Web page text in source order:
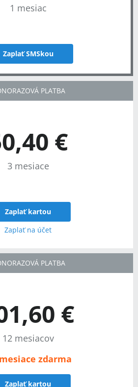
1 mesiac
Zaplať SMSkou
PLATBA
€
3 mesiace
Zaplať kartou
Zaplať na účet
PLATBA
€
12 mesiacov
zdarma
Zaplať kartou